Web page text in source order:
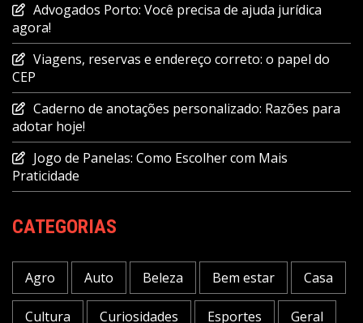
Advogados Porto: Você precisa de ajuda jurídica
agora!
Viagens, reservas e endereço correto: o papel do
CEP
Caderno de anotações personalizado: Razões para
adotar hoje!
Jogo de Panelas: Como Escolher com Mais
Praticidade
CATEGORIAS
Agro Auto Beleza Bem estar Casa
Cultura Curiosidades Esportes Geral